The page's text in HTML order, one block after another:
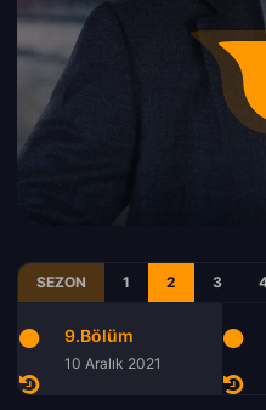
SEZON 1 2 3
9.Bölüm
10 Aralık 2021